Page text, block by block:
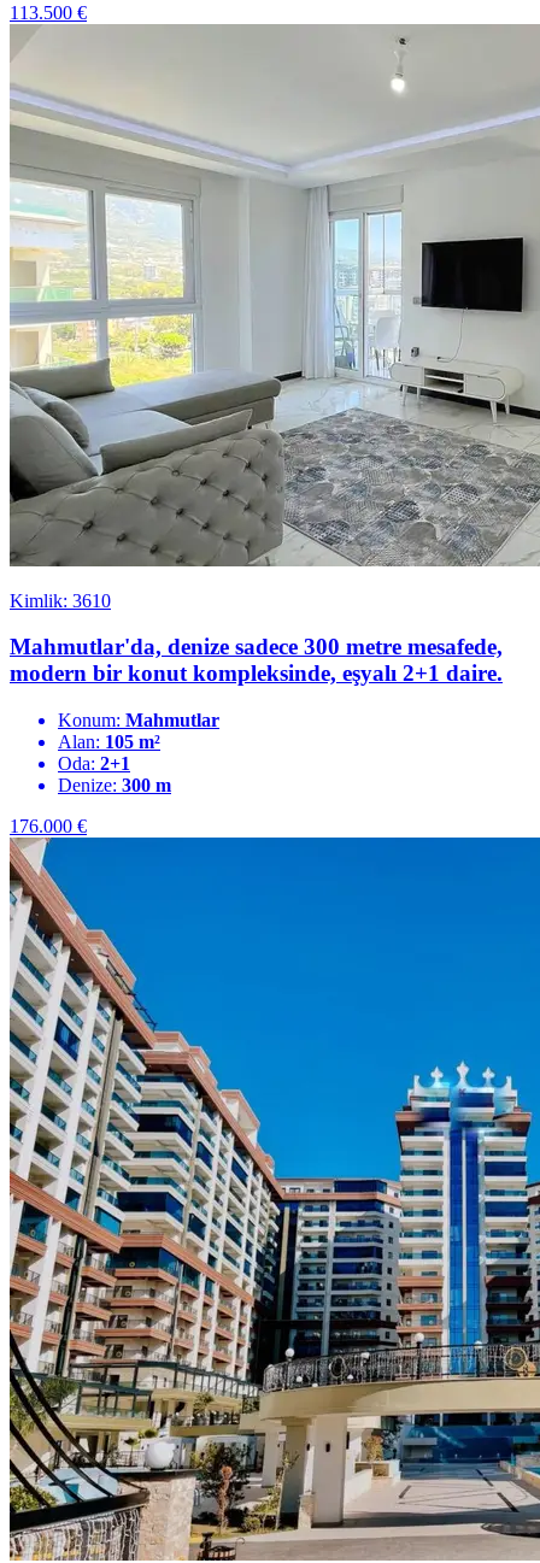
113.500 €
Kimlik: 3610
Mahmutlar'da, denize sadece 300 metre mesafede,
modern bir konut kompleksinde, eşyalı 2+1 daire.
Konum: Mahmutlar
Alan: 105 m²
Oda: 2+1
Denize: 300 m
176.000 €